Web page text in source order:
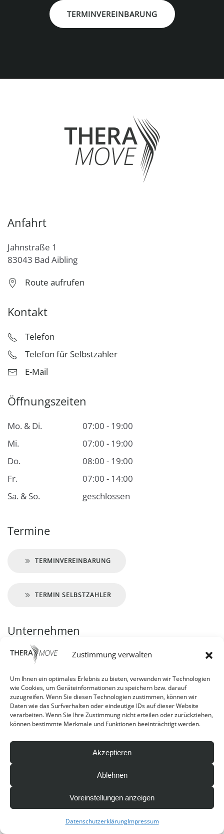
Zustimmung verwalten
Um Ihnen ein optimales Erlebnis zu bieten, verwenden wir Technologien
wie Cookies, um Geräteinformationen zu speichern bzw. darauf
zuzugreifen. Wenn Sie diesen Technologien zustimmen, können wir
Daten wie das Surfverhalten oder eindeutige IDs auf dieser Website
verarbeiten. Wenn Sie Ihre Zustimmung nicht erteilen oder zurückziehen,
können bestimmte Merkmale und Funktionen beeinträchtigt werden.
Akzeptieren
Ablehnen
Voreinstellungen anzeigen
DatenschutzerklärungImpressum
TERMINVEREINBARUNG
Anfahrt
Jahnstraße 1
83043 Bad Aibling
Route aufrufen
Kontakt
Telefon
Telefon für Selbstzahler
E-Mail
Öffnungszeiten
Mo. & Di.
07:00 - 19:00
Mi.
07:00 - 19:00
Do.
08:00 - 19:00
Fr.
07:00 - 14:00
Sa. & So.
geschlossen
Termine
TERMINVEREINBARUNG
TERMIN SELBSTZAHLER
Unternehmen
Impressum
Datenschutz
Kontakt
Über uns
Karriere
Webdesign RosenheimundLocal SEO Agentur
GmbH